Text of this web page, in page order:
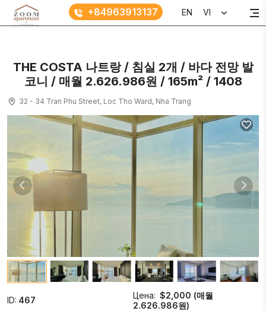
+84963913137 EN VI
THE COSTA 나트랑 / 침실 2개 / 바다 전망 발
코니 / 매월 2.626.986원 / 165m² / 1408
32 - 34 Tran Phu Street, Loc Tho Ward, Nha Trang
ID: 467 Цена: $2,000 (매월
2.626.986원)